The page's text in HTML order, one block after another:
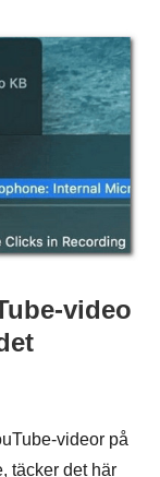
video
videor på
täcker det här